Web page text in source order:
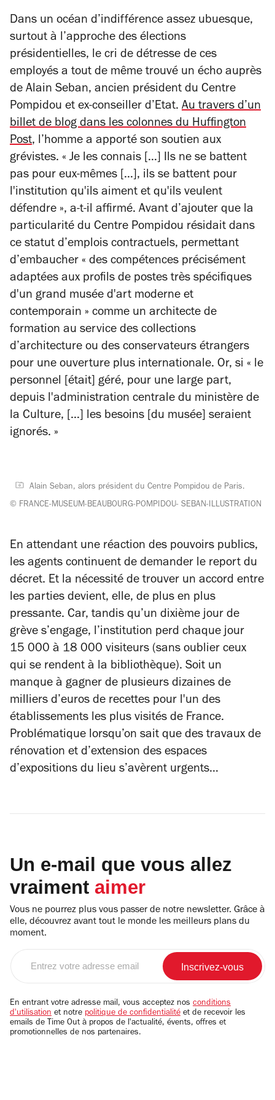
Dans un océan d’indifférence assez ubuesque,
surtout à l’approche des élections
présidentielles, le cri de détresse de ces
employés a tout de même trouvé un écho auprès
de Alain Seban, ancien président du Centre
Pompidou et ex-conseiller d’Etat. Au travers d’un
billet de blog dans les colonnes duHuffington
Post, l’homme a apporté son soutien aux
grévistes. « Je les connais […] Ils ne se battent
pas pour eux-mêmes […], ils se battent pour
l'institution qu'ils aiment et qu'ils veulent
défendre », a-t-il affirmé. Avant d’ajouter que la
particularité du Centre Pompidou résidait dans
ce statut d’emplois contractuels, permettant
d’embaucher « des compétences précisément
adaptées aux profils de postes très spécifiques
d'un grand musée d'art moderne et
contemporain » comme un architecte de
formation au service des collections
d’architecture ou des conservateurs étrangers
pour une ouverture plus internationale. Or, si « le
personnel [était] géré, pour une large part,
depuis l'administration centrale du ministère de
la Culture, […] les besoins [du musée] seraient
ignorés. »
Alain Seban, alors président du Centre Pompidou de Paris.
© FRANCE-MUSEUM-BEAUBOURG-POMPIDOU- SEBAN-ILLUSTRATION
En attendant une réaction des pouvoirs publics,
les agents continuent de demander le report du
décret. Et la nécessité de trouver un accord entre
les parties devient, elle, de plus en plus
pressante. Car, tandis qu’un dixième jour de
grève s’engage, l’institution perd chaque jour
15 000 à 18 000 visiteurs (sans oublier ceux
qui se rendent à la bibliothèque). Soit un
manque à gagner de plusieurs dizaines de
milliers d’euros de recettes pour l'un des
établissements les plus visités de France.
Problématique lorsqu’on sait que des travaux de
rénovation et d’extension des espaces
d’expositions du lieu s’avèrent urgents…
Un e-mail que vous allez
vraiment aimer
Vous ne pourrez plus vous passer de notre newsletter. Grâce à
elle, découvrez avant tout le monde les meilleurs plans du
moment.
email
En entrant votre adresse mail, vous acceptez nos conditions
d'utilisation et notre politique de confidentialité et de recevoir les
emails de Time Out à propos de l'actualité, évents, offres et
promotionnelles de nos partenaires.